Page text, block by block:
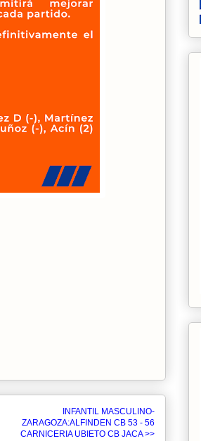
INFANTIL MASCULINO-
ZARAGOZA:ALFINDEN CB 53 - 56
CARNICERIA UBIETO CB JACA >>